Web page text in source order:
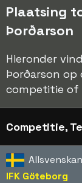
Plaatsing
Þorðarson
Hieronder
Þorðarson
competitie of
Competitie,
Allsvenskan
IFK Göteborg